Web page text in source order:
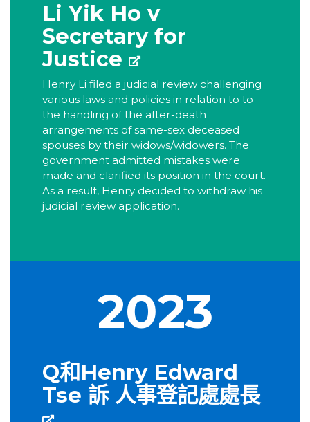
Li Yik Ho v
Secretary for
Justice
Henry Li filed a judicial review challenging
various laws and policies in relation to to
the handling of the after-death
arrangements of same-sex deceased
spouses by their widows/widowers. The
government admitted mistakes were
made and clarified its position in the court.
As a result, Henry decided to withdraw his
judicial review application.
2023
Q和Henry Edward
Tse 訴 人事登記處處長